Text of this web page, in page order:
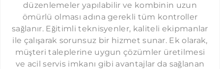
düzenlemeler yapılabilir ve kombinin uzun
ömürlü olması adına gerekli tüm kontroller
sağlanır. Eğitimli teknisyenler, kaliteli ekipmanlar
ile çalışarak sorunsuz bir hizmet sunar. Ek olarak,
müşteri taleplerine uygun çözümler üretilmesi
ve acil servis imkanı gibi avantajlar da sağlanan
MERTER AUER SERVISI
OKMEYDANI AUER SERVISI
OSMANBEY AUER SERVISI
SEYRANTEPE AUER SERVISI